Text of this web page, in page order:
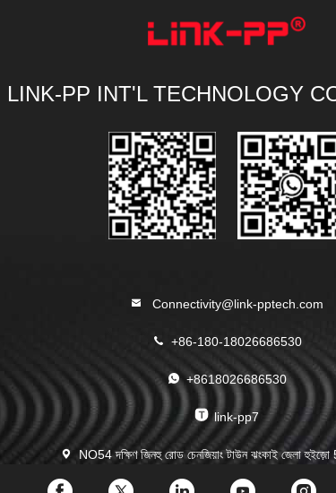
LINK-PP INT'L TECHNOLOGY
Connectivity@link-pptech.com
+86-180-18026686530
+8618026686530
link-pp7
NO54 দক্ষিণ জিনহু রোড চেনজিয়াং টাউন ঝংকাই জেলা